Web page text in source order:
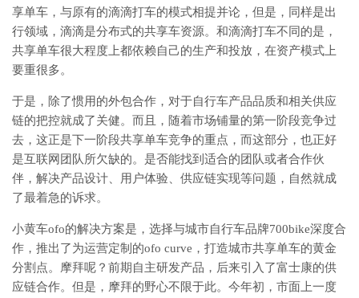
享单车，与原有的滴滴打车的模式相提并论，但是，同样是出
行领域，滴滴是分布式的共享车资源。和滴滴打车不同的是，
共享单车很大程度上都依赖自己的生产和投放，在资产模式上
要重很多。
于是，除了惯用的外包合作，对于自行车产品品质和相关供应
链的把控就成了关健。而且，随着市场铺量的第一阶段竞争过
去，这正是下一阶段共享单车竞争的重点，而这部分，也正好
是互联网团队所欠缺的。是否能找到适合的团队或者合作伙
伴，解决产品设计、用户体验、供应链实现等问题，自然就成
了最着急的诉求。
小黄车ofo的解决方案是，选择与城市自行车品牌700bike深度合
作，推出了为运营定制的ofo curve，打造城市共享单车的黄金
分割点。摩拜呢？前期自主研发产品，后来引入了富士康的供
应链合作。但是，摩拜的野心不限于此。今年初，市面上一度